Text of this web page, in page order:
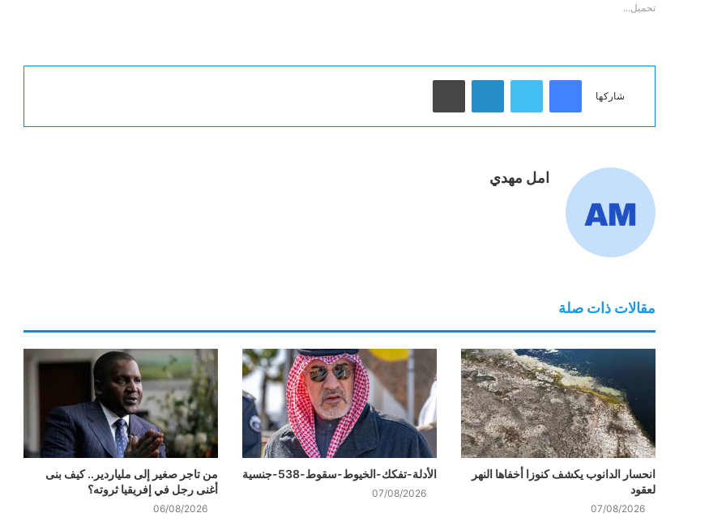
تحميل...
شاركها
فيسبوك لينكدإن
امل مهدي
مقالات ذات صلة
انحسار الدانوب يكشف كنوزا أخفاها النهر
لعقود
07/08/2026
الأدلة-تفكك-الخيوط-سقوط-538-جنسية
07/08/2026
من تاجر صغير إلى ملياردير.. كيف بنى
أغنى رجل في إفريقيا ثروته؟
06/08/2026